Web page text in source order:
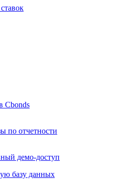
Cbonds
по отчетности
демо-доступ
базу данных